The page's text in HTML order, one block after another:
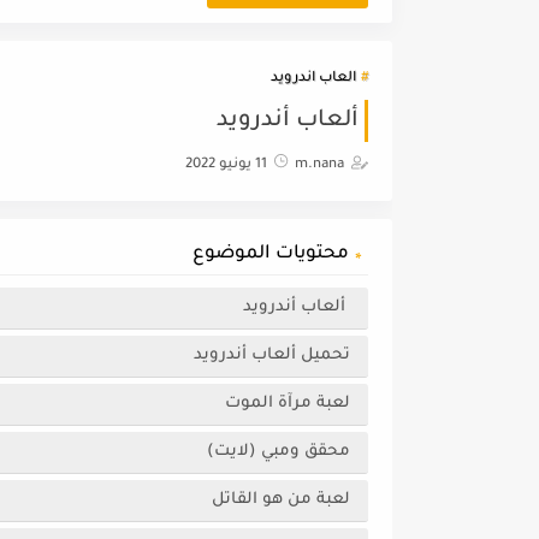
العاب اندرويد
ألعاب أندرويد
m.nana 11 يونيو 2022
محتويات الموضوع
ألعاب أندرويد
تحميل ألعاب أندرويد
لعبة مرآة الموت
محقق ومبي (لايت)
لعبة من هو القاتل